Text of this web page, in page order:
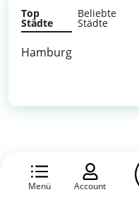
Menü Account
Top
Städte
Beliebte
Städte
Hamburg